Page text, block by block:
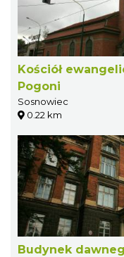
Kościół
Pogoni
Sosnowiec
0.22 km
Budynek